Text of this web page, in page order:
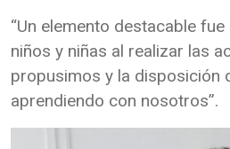
“Un elemento destacable
niños y niñas al realizar las
propusimos y la disposición
aprendiendo con nosotros”.